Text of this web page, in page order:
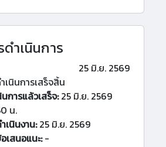
ำเนินการ
25 มิ.ย. 2569
เนินการเสร็จสิ้น
การแล้วเสร็จ:25 มิ.ย. 2569
น.
เนินงาน:25 มิ.ย. 2569
เสนอแนะ:-